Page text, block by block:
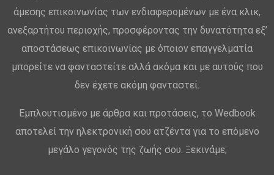
άμεσης επικοινωνίας των ενδιαφερομένων με ένα κλικ,
ανεξαρτήτου περιοχής, προσφέροντας την δυνατότητα εξ’
αποστάσεως επικοινωνίας με όποιον επαγγελματία
μπορείτε να φανταστείτε αλλά ακόμα και με αυτούς που
δεν έχετε ακόμη φανταστεί.
Εμπλουτισμένο με άρθρα και προτάσεις, το Wedbook
αποτελεί την ηλεκτρονική σου ατζέντα για το επόμενο
μεγάλο γεγονός της ζωής σου. Ξεκινάμε;